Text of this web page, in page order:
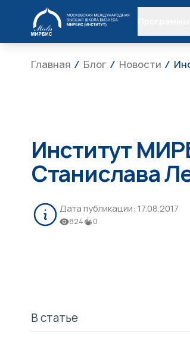
МИРБИС
Главная Блог Новости
Институт
Станислава
Дата публикации: 17.08.2017
824 0
В статье